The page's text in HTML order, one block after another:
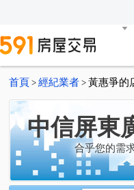
首頁 > 經紀業者 > 黃惠爭的
中信屏東
合乎您的需